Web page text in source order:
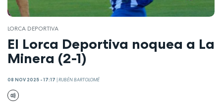
LORCA DEPORTIVA
El Lorca Deportiva noquea a La
Minera (2-1)
08 NOV 2025 - 17:17 RUBÉN BARTOLOMÉ